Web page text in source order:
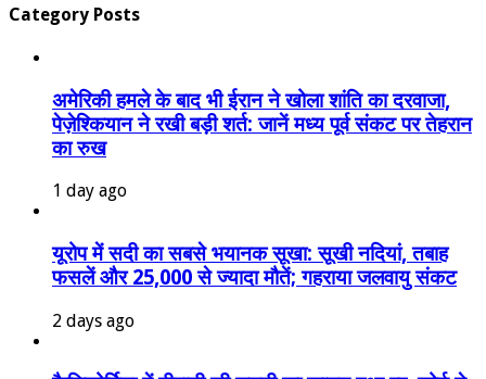
Category Posts
अमेरिकी हमले के बाद भी ईरान ने खोला शांति का दरवाजा,
पेज़ेश्कियान ने रखी बड़ी शर्त: जानें मध्य पूर्व संकट पर तेहरान
का रुख
1 day ago
यूरोप में सदी का सबसे भयानक सूखा: सूखी नदियां, तबाह
फसलें और 25,000 से ज्यादा मौतें; गहराया जलवायु संकट
2 days ago